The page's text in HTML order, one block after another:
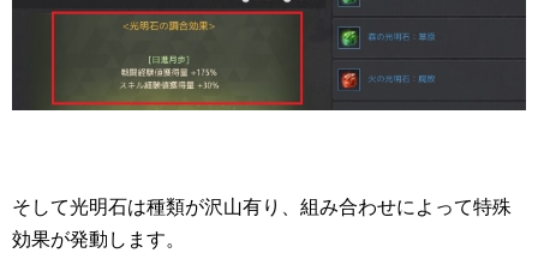
そして光明石は種類が沢山有り、組み合わせによって特殊
効果が発動します。